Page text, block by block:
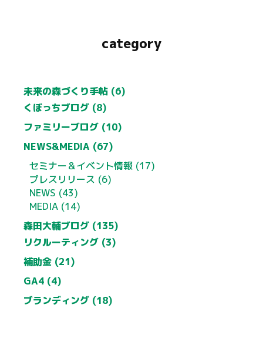
category
未来の森づくり手帖 (6)
くぼっちブログ (8)
ファミリーブログ (10)
NEWS&MEDIA (67)
セミナー＆イベント情報 (17)
プレスリリース (6)
NEWS (43)
MEDIA (14)
森田大輔ブログ (135)
リクルーティング (3)
補助金 (21)
GA4 (4)
ブランディング (18)